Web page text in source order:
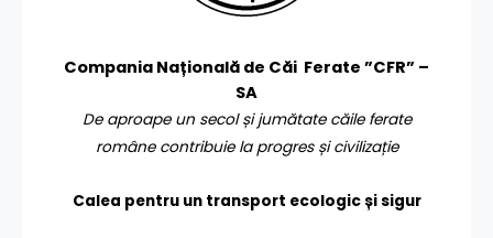
Compania Națională de Căi Ferate ”CFR” –
SA
De aproape un secol și jumătate căile ferate
române contribuie la progres și civilizație
Calea pentru un transport ecologic și sigur